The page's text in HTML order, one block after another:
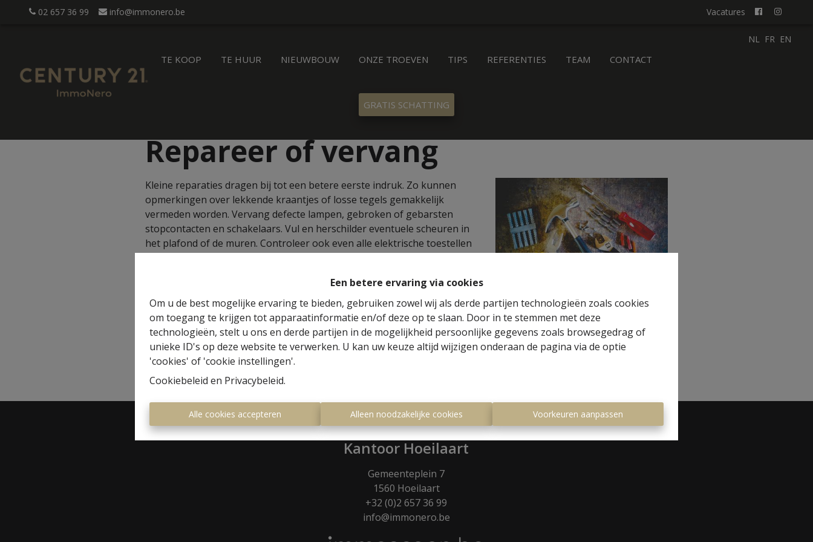
Een betere ervaring via cookies
Om u de best mogelijke ervaring te bieden, gebruiken zowel wij als derde partijen technologieën zoals cookies
om toegang te krijgen tot apparaatinformatie en/of deze op te slaan. Door in te stemmen met deze
technologieën, stelt u ons en derde partijen in de mogelijkheid persoonlijke gegevens zoals browsegedrag of
unieke ID's op deze website te verwerken. U kan uw keuze altijd wijzigen onderaan de pagina via de optie
'cookies' of 'cookie instellingen'.
Cookiebeleid en Privacybeleid.
Alle cookies accepteren Alleen noodzakelijke cookies Voorkeuren aanpassen
02 657 36 99 info@immonero.be Vacatures
TE KOOP TE HUUR NIEUWBOUW ONZE TROEVEN TIPS REFERENTIES TEAM CONTACT
GRATIS SCHATTING
NL FR EN
Repareer of vervang
Kleine reparaties dragen bij tot een betere eerste indruk. Zo kunnen
opmerkingen over lekkende kraantjes of losse tegels gemakkelijk
vermeden worden. Vervang defecte lampen, gebroken of gebarsten
stopcontacten en schakelaars. Vul en herschilder eventuele scheuren in
het plafond of de muren. Controleer ook even alle elektrische toestellen
Potentiële kopers hebben de neiging te denken dat herstelwerken
duurder zullen uitvallen dan ze werke-lijk zijn. Wees hen te snel af door
zelf aan de slag te gaan. Zo vermijdt u heel wat overbodige opmerkingen
die u geld kunnen kosten.
Kantoor Hoeilaart
Gemeenteplein 7
1560 Hoeilaart
+32 (0)2 657 36 99
info@immonero.be